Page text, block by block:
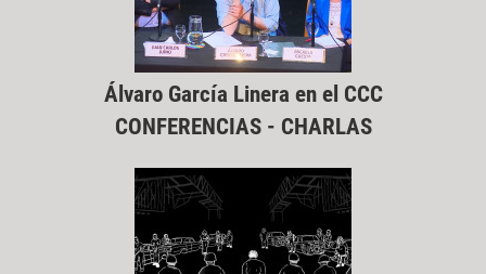
Álvaro García Linera en el CCC
CONFERENCIAS - CHARLAS